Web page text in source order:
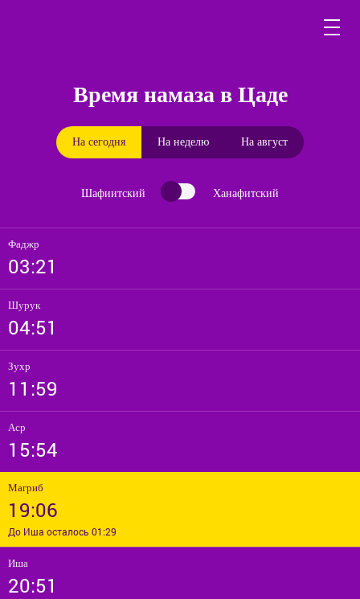
Время намаза в Цаде
На сегодня На неделю На август
Шафиитский Ханафитский
Фаджр
03:21
Шурук
04:51
Зухр
11:59
Аср
15:54
Магриб
19:06
До Иша осталось 01:29
Иша
20:51